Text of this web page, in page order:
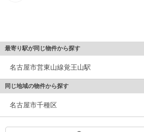
最寄り駅が同じ物件から探す
名古屋市営東山線覚王山駅
同じ地域の物件から探す
名古屋市千種区